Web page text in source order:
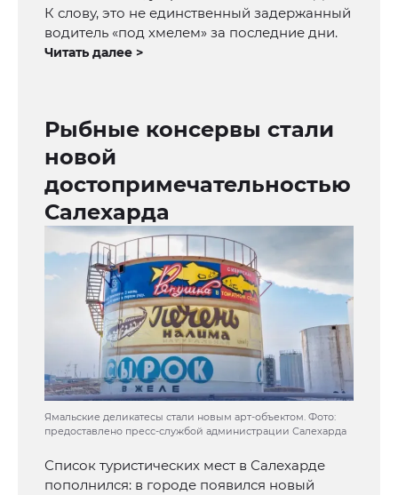
К слову, это не единственный задержанный
водитель «под хмелем» за последние дни.
Читать далее >
Рыбные консервы стали
новой
достопримечательностью
Салехарда
Ямальские деликатесы стали новым арт-объектом. Фото:
предоставлено пресс-службой администрации Салехарда
Список туристических мест в Салехарде
пополнился: в городе появился новый